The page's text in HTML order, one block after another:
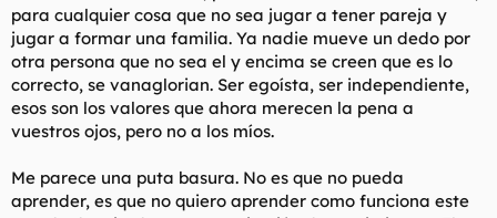
para cualquier cosa que no sea jugar a tener pareja y
jugar a formar una familia. Ya nadie mueve un dedo por
otra persona que no sea el y encima se creen que es lo
correcto, se vanaglorian. Ser egoísta, ser independiente,
esos son los valores que ahora merecen la pena a
vuestros ojos, pero no a los míos.
Me parece una puta basura. No es que no pueda
aprender, es que no quiero aprender como funciona este